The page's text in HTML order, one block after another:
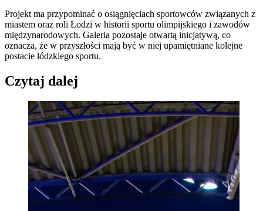
Projekt ma przypominać o osiągnięciach sportowców związanych z
miastem oraz roli Łodzi w historii sportu olimpijskiego i zawodów
międzynarodowych. Galeria pozostaje otwartą inicjatywą, co
oznacza, że w przyszłości mają być w niej upamiętniane kolejne
postacie łódzkiego sportu.
Czytaj dalej